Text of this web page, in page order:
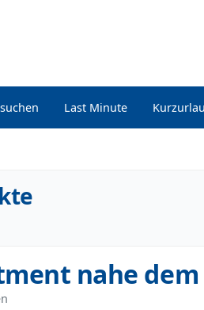
Last Minute
nahe